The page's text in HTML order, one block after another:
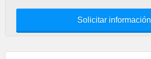
Solicitar información